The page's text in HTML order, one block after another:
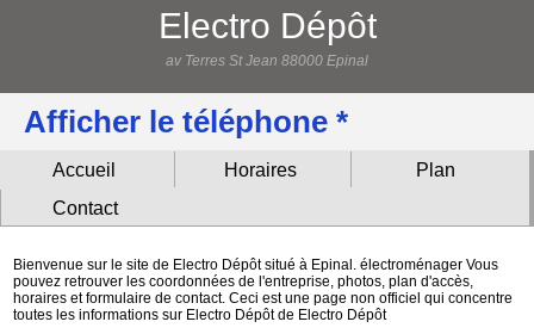
Electro Dépôt
av Terres St Jean 88000 Epinal
Afficher le téléphone *
Accueil Horaires
Plan
Contact
Bienvenue sur le site de Electro Dépôt situé à Epinal. électroménager Vous
pouvez retrouver les coordonnées de l'entreprise, photos, plan d'accès,
horaires et formulaire de contact. Ceci est une page non officiel qui concentre
toutes les informations sur Electro Dépôt de Electro Dépôt